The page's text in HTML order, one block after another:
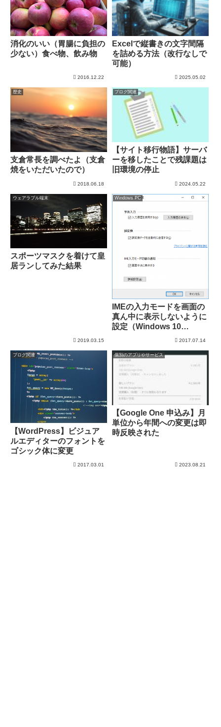
消化のいい（胃腸に負担の
少ない）食べ物、飲み物
2016.12.22
Excelで縦書きの文字間隔
を詰める方法（改行なしで
可能）
2025.05.02
歴史
支倉常長を調べたよ（支倉
焼をいただいたので）
2018.06.18
ブログ関連
【サイト移行物語】サーバ
ーを移したことで残課題は
旧環境の停止
2024.05.22
ウェアラブル端末
スポーツマスクを着けて皇
居ランしてみた結果
2019.03.15
Windows PC
IMEの入力モードを画面の
真ん中に表示しないように
設定（Windows 10
2017.07.14
ブログ関連
【WordPress】ビジュア
ルエディターのフォントを
ゴシック体に変更
2017.03.01
個別のアプリやサービス
【Google One 申込み】月
単位から年間への変更は即
時反映された
2023.08.21